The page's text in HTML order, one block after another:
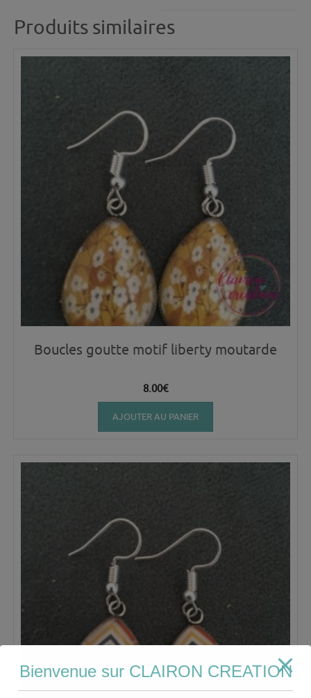
Produits similaires
Boucles goutte motif liberty moutarde
8.00€
AJOUTER AU PANIER
Bienvenue sur CLAIRON CREATION